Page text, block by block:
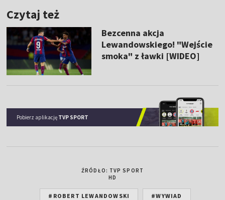
Czytaj też
Bezcenna akcja
Lewandowskiego! "Wejście
smoka" z ławki [WIDEO]
Pobierz aplikację TVP SPORT
ŹRÓDŁO: TVP SPORT
HD
#ROBERT LEWANDOWSKI #WYWIAD